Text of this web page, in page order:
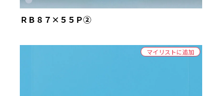
絞り込む
ＲＢ８７×５５Ｐ②
マイリストに追加